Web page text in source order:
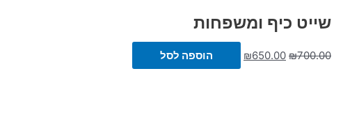
שייט כיף ומשפחות
₪700.00
₪650.00 הוספה לסל